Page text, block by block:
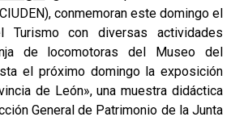
conmemoran este domingo el
Turismo con diversas actividades
de locomotoras del Museo del
el próximo domingo la exposición
de León», una muestra didáctica
General de Patrimonio de la Junta